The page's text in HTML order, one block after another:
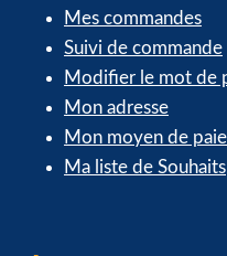
Mes commandes
Suivi de commande
Modifier le mot de
Mon adresse
Mon moyen de
Ma liste de Souhaits